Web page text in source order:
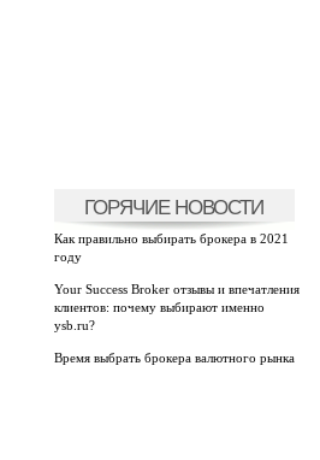
ГОРЯЧИЕ НОВОСТИ
Как правильно выбирать брокера в 2021
году
Your Success Broker отзывы и впечатления
клиентов: почему выбирают именно
ysb.ru?
Время выбрать брокера валютного рынка